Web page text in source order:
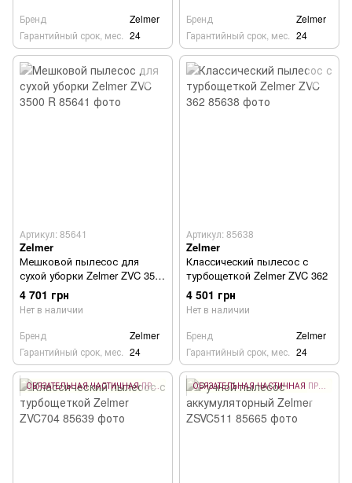
Бренд
Zelmer
Гарантийный срок, мес.
24
Бренд
Zelmer
Гарантийный срок, мес.
24
Артикул: 85641
Zelmer
Мешковой пылесос для
сухой уборки Zelmer ZVC 3500
R
4 701 грн
Нет в наличии
Бренд
Zelmer
Гарантийный срок, мес.
24
Артикул: 85638
Zelmer
Классический пылесос с
турбощеткой Zelmer ZVC 362
4 501 грн
Нет в наличии
Бренд
Zelmer
Гарантийный срок, мес.
24
ОБЯЗАТЕЛЬНАЯ ЧАСТИЧНАЯ ПРЕДОПЛАТА 10% ОБЯЗАТЕЛЬНАЯ ЧАСТИЧНАЯ ПРЕДОПЛАТА 10%